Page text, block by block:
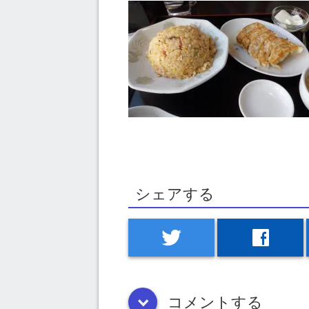
シェアする
twitter facebook
down コメントする